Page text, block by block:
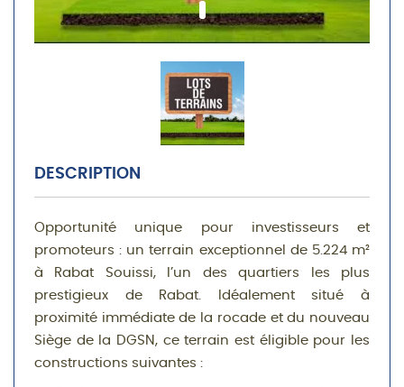
DESCRIPTION
Opportunité unique pour investisseurs et
promoteurs : un terrain exceptionnel de 5.224 m²
à Rabat Souissi, l’un des quartiers les plus
prestigieux de Rabat. Idéalement situé à
proximité immédiate de la rocade et du nouveau
Siège de la DGSN, ce terrain est éligible pour les
constructions suivantes :